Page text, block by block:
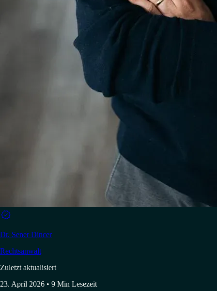

Dr. Sener Dincer
Rechtsanwalt
Zuletzt aktualisiert
23. April 2026 • 9 Min Lesezeit